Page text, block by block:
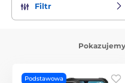
Filtr
Podstawowa